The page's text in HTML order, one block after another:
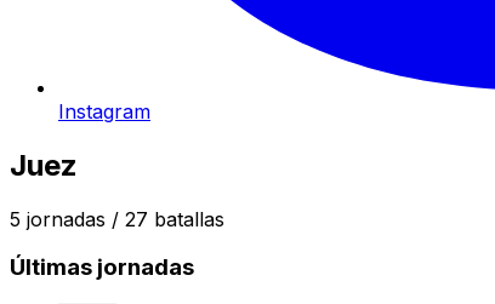
Instagram
Juez
5 jornadas / 27 batallas
Últimas jornadas